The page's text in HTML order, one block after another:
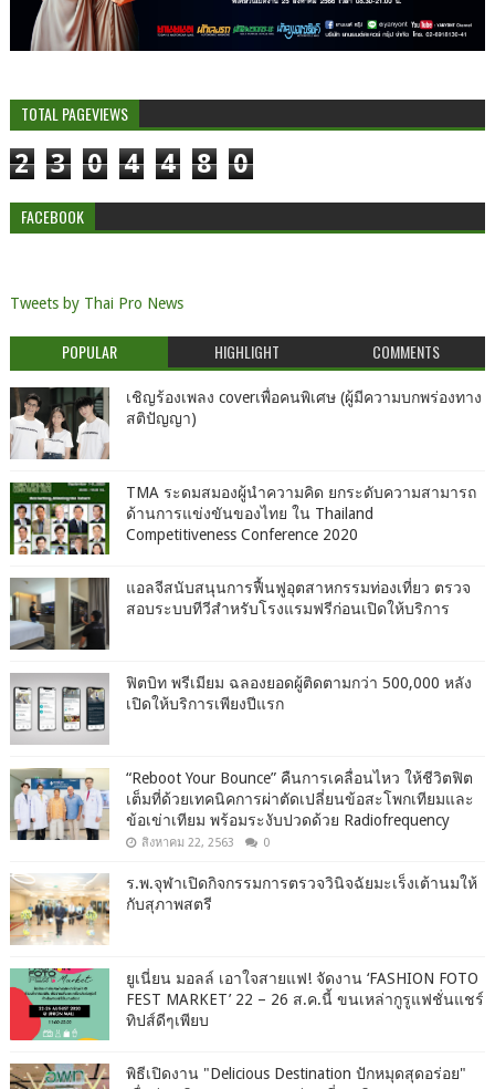
TOTAL PAGEVIEWS
2 3 0 4 4 8 0
FACEBOOK
Tweets by Thai Pro News
POPULAR HIGHLIGHT COMMENTS
เชิญร้องเพลง coverเพื่อคนพิเศษ (ผู้มีความบกพร่องทาง
สติปัญญา)
TMA ระดมสมองผู้นำความคิด ยกระดับความสามารถ
ด้านการแข่งขันของไทย ใน Thailand
Competitiveness Conference 2020
แอลจีสนับสนุนการฟื้นฟูอุตสาหกรรมท่องเที่ยว ตรวจ
สอบระบบทีวีสำหรับโรงแรมฟรีก่อนเปิดให้บริการ
ฟิตบิท พรีเมียม ฉลองยอดผู้ติดตามกว่า 500,000 หลัง
เปิดให้บริการเพียงปีแรก
“Reboot Your Bounce” คืนการเคลื่อนไหว ให้ชีวิตฟิต
เต็มที่ด้วยเทคนิคการผ่าตัดเปลี่ยนข้อสะโพกเทียมและ
ข้อเข่าเทียม พร้อมระงับปวดด้วย Radiofrequency
สิงหาคม 22, 2563 0
ร.พ.จุฬาเปิดกิจกรรมการตรวจวินิจฉัยมะเร็งเต้านมให้
กับสุภาพสตรี
ยูเนี่ยน มอลล์ เอาใจสายแฟ! จัดงาน ‘FASHION FOTO
FEST MARKET’ 22 – 26 ส.ค.นี้ ขนเหล่ากูรูแฟชั่นแชร์
ทิปส์ดีๆเพียบ
พิธีเปิดงาน "Delicious Destination ปักหมุดสุดอร่อย"